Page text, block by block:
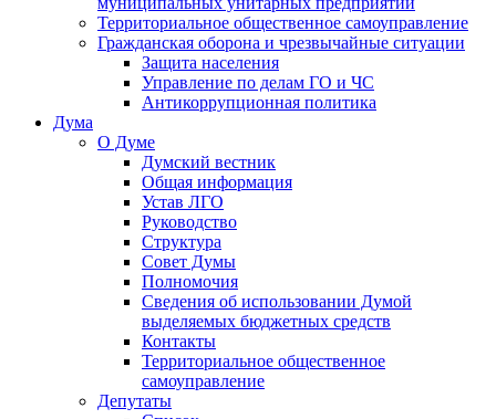
Территориальное общественное самоуправление
Гражданская оборона и чрезвычайные ситуации
Защита населения
Управление по делам ГО и ЧС
Антикоррупционная политика
Дума
О Думе
Думский вестник
Общая информация
Устав ЛГО
Руководство
Структура
Совет Думы
Полномочия
Сведения об использовании Думой
выделяемых бюджетных средств
Контакты
Территориальное общественное
самоуправление
Депутаты